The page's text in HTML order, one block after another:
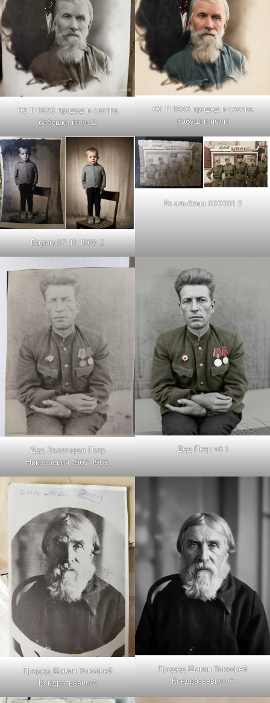
03 11 1936 прадед и сестра
бабушки поли 2
03 11 1936 прадед и сестра
бабушки поли
Вадим 07 10 1960 2
Из альбома 000001 2
Дед Золотарев Петр
Николаевич 1907 1968
Дед Петр чб 1
Прадед Шакин Тимофей
Кондратьевич 0
Прадед Шакин Тимофей
Кондратьевич чб